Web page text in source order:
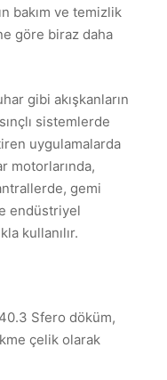
bakım ve temizlik
göre biraz daha
gibi akışkanların
sistemlerde
uygulamalarda
motorlarında,
gemi
endüstriyel
kullanılır.
Sfero döküm,
çelik olarak